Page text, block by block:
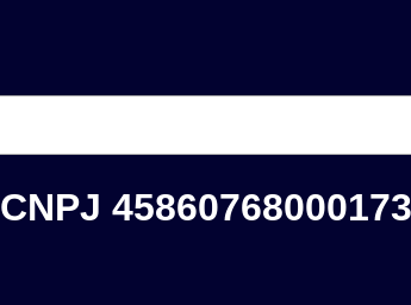
45860768000173